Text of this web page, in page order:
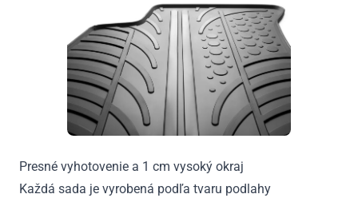
Presné vyhotovenie a 1 cm vysoký okraj
Každá sada je vyrobená podľa tvaru podlahy